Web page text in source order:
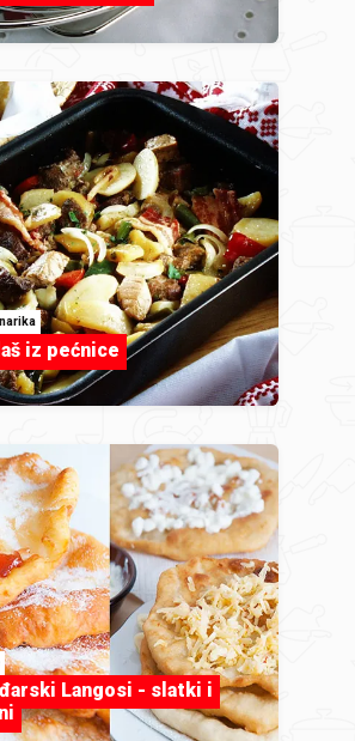
iz pećnice
Langosi - slatki i